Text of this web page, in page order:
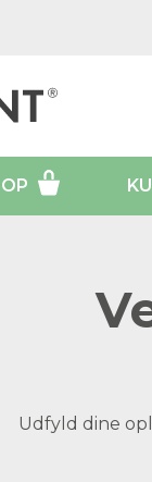
Udfyld dine